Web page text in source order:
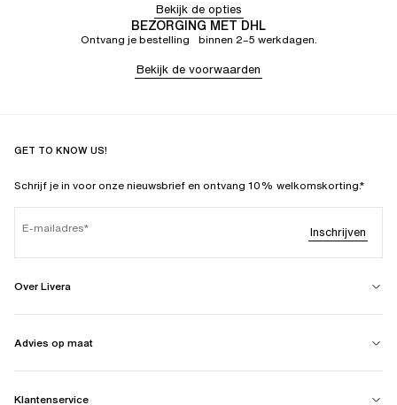
Bekijk de opties
BEZORGING MET DHL
Ontvang je bestelling binnen 2–5 werkdagen.
Bekijk de voorwaarden
GET TO KNOW US!
Schrijf je in voor onze nieuwsbrief en ontvang 10% welkomskorting.*
E-mailadres Inschrijven
Over Livera
Advies op maat
Klantenservice